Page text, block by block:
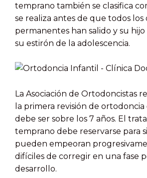
temprano también se clasifica
se realiza antes de que todos los
permanentes han salido y su
su estirón de la adolescencia.
La Asociación de Ortodoncistas
la primera revisión de
debe ser sobre los 7 años. El
temprano debe reservarse para
pueden empeoran
difíciles de corregir en una fase
desarrollo.